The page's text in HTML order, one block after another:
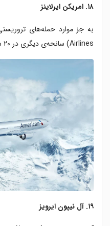
۱۸. امریکن ایرلاینز
Airlines) سانحه‌ی دیگری در ۲۰ سال گذشته ثبت نشده است.
۱۹. آل نیپون ایرویز